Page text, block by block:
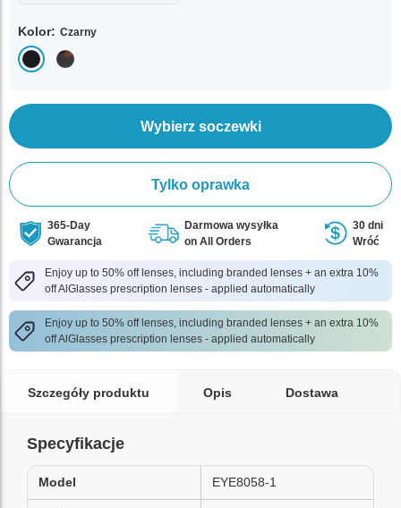
Kolor: Czarny
Wybierz soczewki
Tylko oprawka
365-Day
Gwarancja
Darmowa wysyłka
on All Orders
30 dni
Wróć
Enjoy up to 50% off lenses, including branded lenses + an extra 10%
off AlGlasses prescription lenses - applied automatically
Enjoy up to 50% off lenses, including branded lenses + an extra 10%
off AlGlasses prescription lenses - applied automatically
Szczegóły produktu Opis Dostawa
Specyfikacje
Model EYE8058-1